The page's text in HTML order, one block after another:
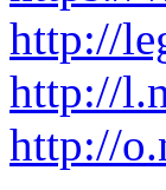
http://
http://
http://